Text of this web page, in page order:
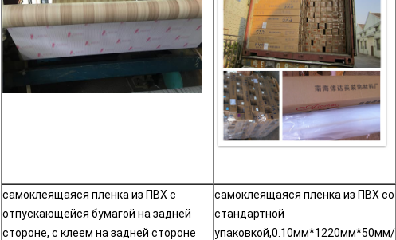
самоклеящаяся пленка из ПВХ с
отпускающейся бумагой на задней
стороне, с клеем на задней стороне
самоклеящаяся пленка из ПВХ со
стандартной
упаковкой,0.10мм*1220мм*50мм/